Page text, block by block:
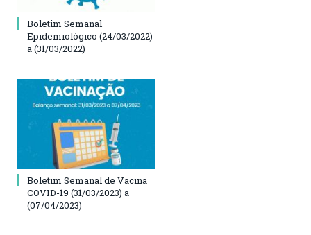
Boletim Semanal
Epidemiológico (24/03/2022)
a (31/03/2022)
Boletim Semanal de Vacina
COVID-19 (31/03/2023) a
(07/04/2023)